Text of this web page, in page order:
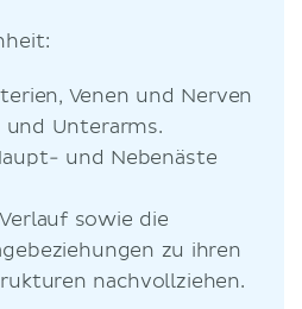
Venen und Nerven
und Unterarms.
und Nebenäste
sowie die
zu ihren
nachvollziehen.